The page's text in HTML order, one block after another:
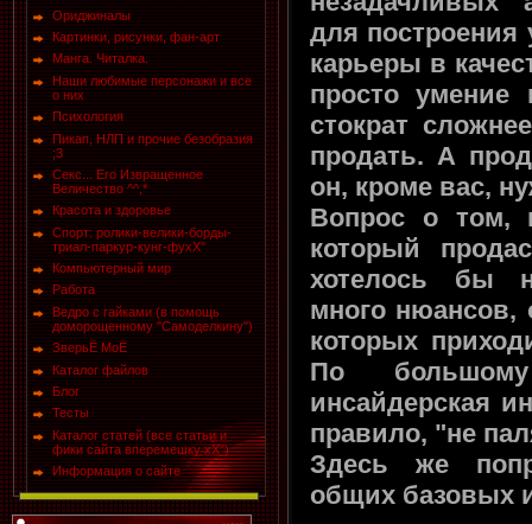
Ориджиналы
Картинки, рисунки, фан-арт
Манга. Читалка.
Наши любимые персонажи и все
о них
Психология
Пикап, НЛП и прочие безобразия
;3
Секс... Его Извращенное
Величество ^^,*
Красота и здоровье
Спорт: ролики-велики-борды-
триал-паркур-кунг-фухХ"
Компьютерный мир
Работа
Ведро с гайками (в помощь
доморощенному "Самоделкину")
ЗверьЁ МоЁ
Каталог файлов
Блог
Тесты
Каталог статей (все статьи и
фики сайта вперемешку хХ")
Информация о сайте
для
карьеры в
просто умение
стократ
продать. А
он, кроме вас,
Вопрос о том,
который
хотелось бы
много нюансов,
которых
По
инсайдерская
правило, "не
Здесь же
общих базовых